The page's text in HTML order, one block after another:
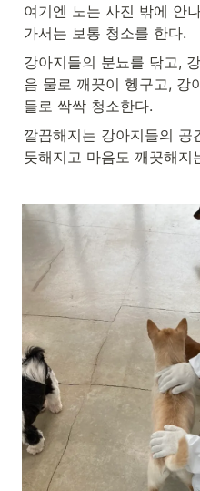
여기엔 노는 사진 밖에 안
가서는 보통 청소를 한다.
강아지들의 분뇨를 닦고,
음 물로 깨끗이 헹구고, 강
들로 싹싹 청소한다.
깔끔해지는 강아지들의
듯해지고 마음도 깨끗해지